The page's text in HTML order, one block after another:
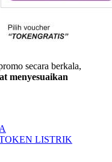
secara berkala,
menyesuaikan
LISTRIK